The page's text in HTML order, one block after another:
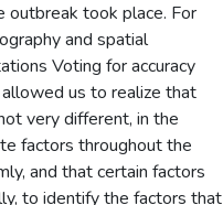
outbreak took place. For
and spatial
Voting for accuracy
us to realize that
very different, in the
factors throughout the
and that certain factors
to identify the factors that